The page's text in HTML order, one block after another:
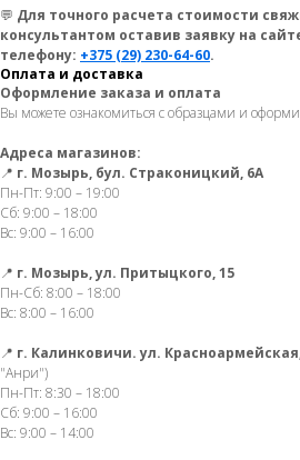
💬 Для точного расчета стоимости
консультантом оставив заявку на
телефону: +375 (29) 230-64-60.
Оплата и доставка
Оформление заказа и оплата
Вы можете ознакомиться с образцами и
Адреса магазинов:
📍 г. Мозырь, бул. Страконицкий, 6А
Пн-Пт: 9:00 – 19:00
Сб: 9:00 – 18:00
Вс: 9:00 – 16:00
📍 г. Мозырь, ул. Притыцкого, 15
Пн-Сб: 8:00 – 18:00
Вс: 8:00 – 16:00
📍 г. Калинковичи. ул.
"Анри")
Пн-Пт: 8:30 – 18:00
Сб: 9:00 – 16:00
Вс: 9:00 – 14:00